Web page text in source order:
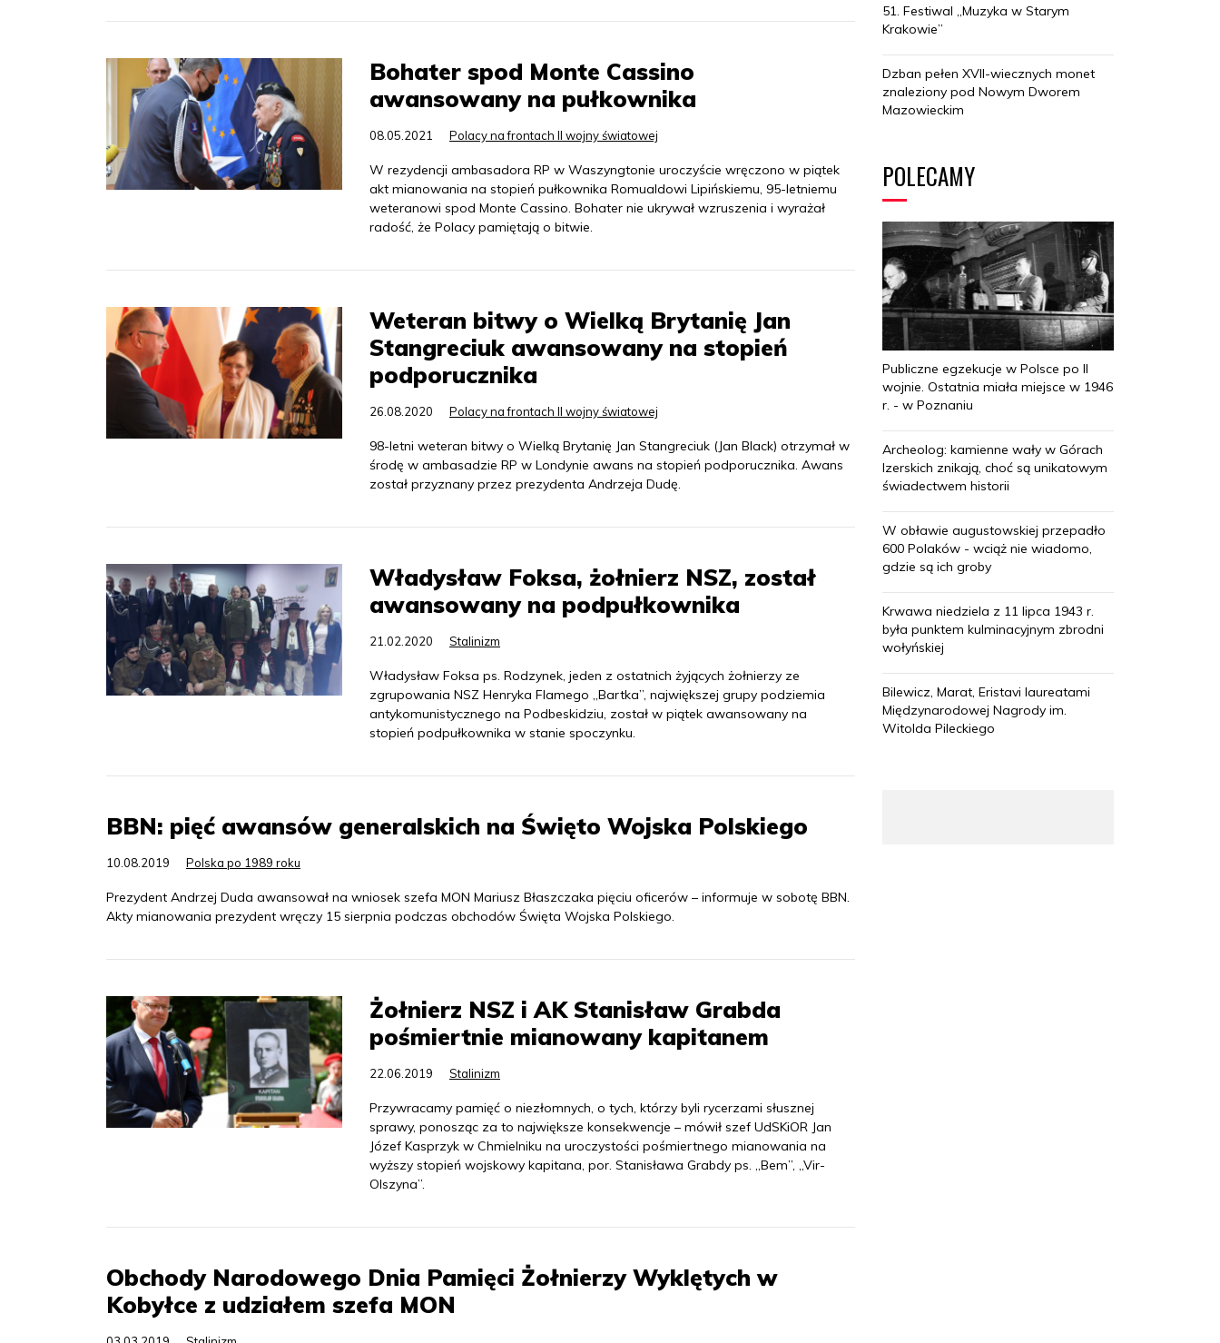
Bohater spod Monte Cassino
awansowany na pułkownika
08.05.2021 Polacy na frontach II wojny światowej
W rezydencji ambasadora RP w Waszyngtonie uroczyście wręczono w piątek
akt mianowania na stopień pułkownika Romualdowi Lipińskiemu, 95-letniemu
weteranowi spod Monte Cassino. Bohater nie ukrywał wzruszenia i wyrażał
radość, że Polacy pamiętają o bitwie.
Weteran bitwy o Wielką Brytanię Jan
Stangreciuk awansowany na stopień
podporucznika
26.08.2020 Polacy na frontach II wojny światowej
98-letni weteran bitwy o Wielką Brytanię Jan Stangreciuk (Jan Black) otrzymał w
środę w ambasadzie RP w Londynie awans na stopień podporucznika. Awans
został przyznany przez prezydenta Andrzeja Dudę.
Władysław Foksa, żołnierz NSZ, został
awansowany na podpułkownika
21.02.2020 Stalinizm
Władysław Foksa ps. Rodzynek, jeden z ostatnich żyjących żołnierzy ze
zgrupowania NSZ Henryka Flamego „Bartka”, największej grupy podziemia
antykomunistycznego na Podbeskidziu, został w piątek awansowany na
stopień podpułkownika w stanie spoczynku.
BBN: pięć awansów generalskich na Święto Wojska Polskiego
10.08.2019 Polska po 1989 roku
Prezydent Andrzej Duda awansował na wniosek szefa MON Mariusz Błaszczaka pięciu oficerów – informuje w sobotę BBN.
Akty mianowania prezydent wręczy 15 sierpnia podczas obchodów Święta Wojska Polskiego.
Żołnierz NSZ i AK Stanisław Grabda
pośmiertnie mianowany kapitanem
22.06.2019 Stalinizm
Przywracamy pamięć o niezłomnych, o tych, którzy byli rycerzami słusznej
sprawy, ponosząc za to największe konsekwencje – mówił szef UdSKiOR Jan
Józef Kasprzyk w Chmielniku na uroczystości pośmiertnego mianowania na
wyższy stopień wojskowy kapitana, por. Stanisława Grabdy ps. „Bem”, „Vir-
Olszyna”.
Obchody Narodowego Dnia Pamięci Żołnierzy Wyklętych w
Kobyłce z udziałem szefa MON
51. Festiwal „Muzyka w Starym
Krakowie”
Dzban pełen XVII-wiecznych monet
znaleziony pod Nowym Dworem
Mazowieckim
POLECAMY
Publiczne egzekucje w Polsce po II
wojnie. Ostatnia miała miejsce w 1946
r. - w Poznaniu
Archeolog: kamienne wały w Górach
Izerskich znikają, choć są unikatowym
świadectwem historii
W obławie augustowskiej przepadło
600 Polaków - wciąż nie wiadomo,
gdzie są ich groby
Krwawa niedziela z 11 lipca 1943 r.
była punktem kulminacyjnym zbrodni
wołyńskiej
Bilewicz, Marat, Eristavi laureatami
Międzynarodowej Nagrody im.
Witolda Pileckiego